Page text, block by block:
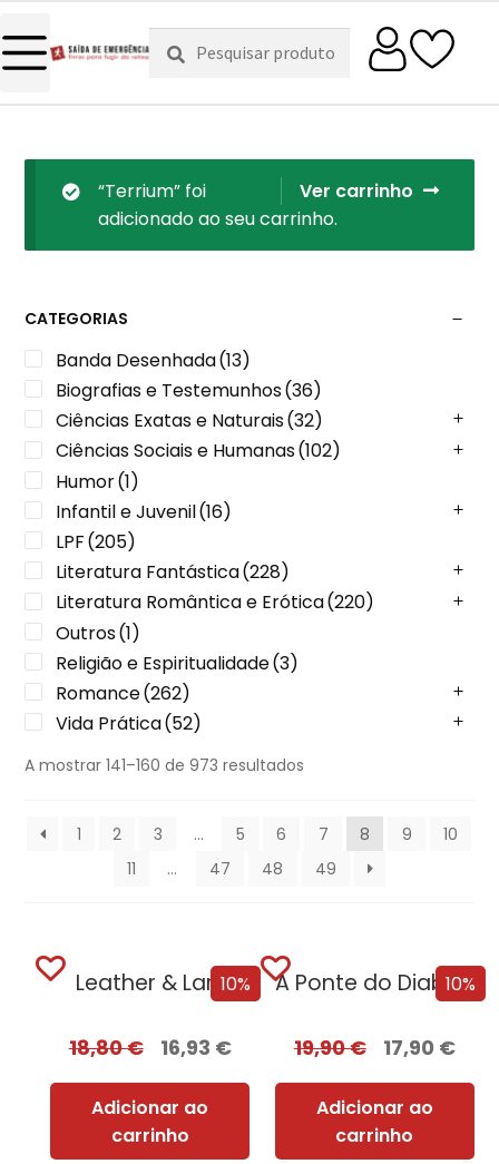
Pesquisar
por:
Pesquisa
Ver carrinho
“Terrium” foi
adicionado ao seu carrinho.
CATEGORIAS
Banda Desenhada(13)
Biografias e Testemunhos(36)
Ciências Exatas e Naturais(32)
Ciências Sociais e Humanas(102)
Humor(1)
Infantil e Juvenil(16)
LPF(205)
Literatura Fantástica(228)
Literatura Romântica e Erótica(220)
Outros(1)
Religião e Espiritualidade(3)
Romance(262)
Vida Prática(52)
A mostrar 141–160 de 973 resultados
1 2 3 … 5 6 7 8 9
10
11
… 47 48 49
10%
Leather & Lark
18,80€ 16,93 €
Adicionar ao
carrinho
10%
A Ponte do Diabo + Oferta Recordação...
19,90€ 17,90 €
Adicionar ao
carrinho